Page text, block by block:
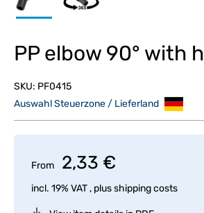
PP elbow 90° with
SKU: PF0415
Auswahl Steuerzone / Lieferland
From 2,33 €
incl. 19% VAT , plusshipping costs